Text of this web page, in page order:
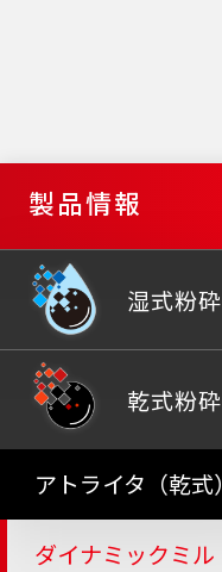
製品情報
湿式粉砕
乾式粉砕
アトライタ（乾式）
ダイナミックミル